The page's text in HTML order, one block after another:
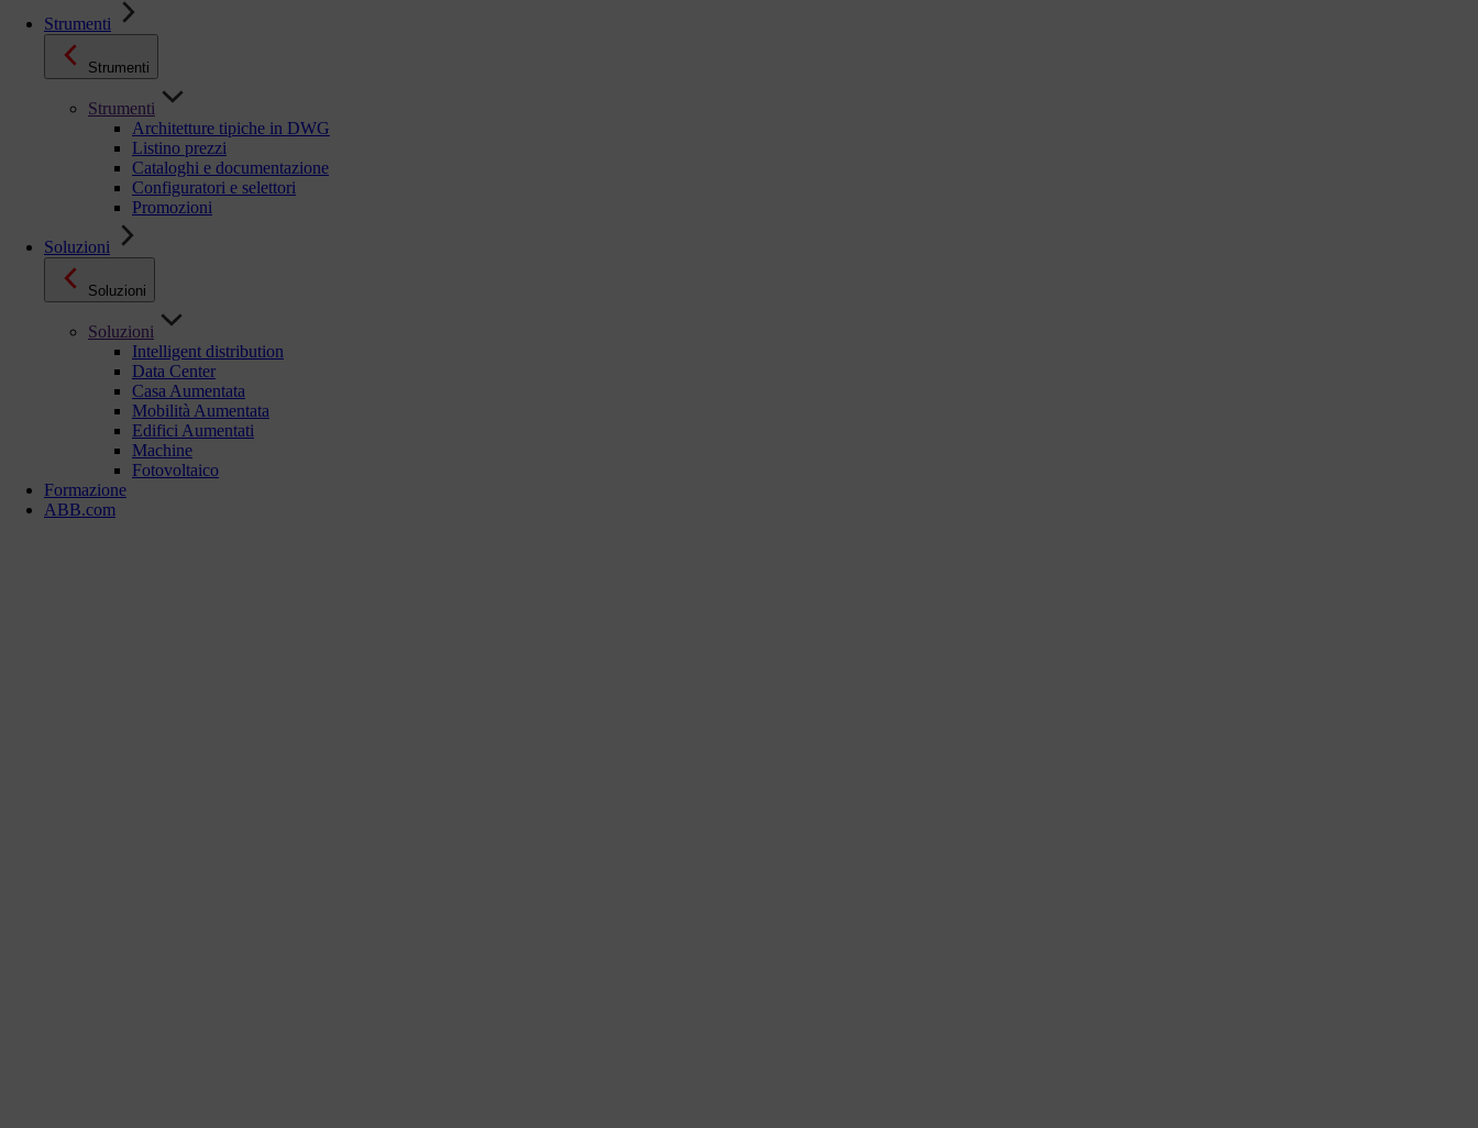
Strumenti
Strumenti
Strumenti
Architetture tipiche in DWG
Listino prezzi
Cataloghi e documentazione
Configuratori e selettori
Promozioni
Soluzioni
Soluzioni
Soluzioni
Intelligent distribution
Data Center
Casa Aumentata
Mobilità Aumentata
Edifici Aumentati
Machine
Fotovoltaico
Formazione
ABB.com